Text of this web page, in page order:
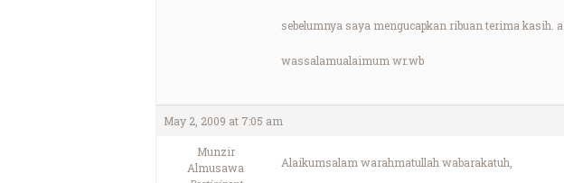
sebelumnya saya mengucapkan ribuan terima kasih.
wassalamualaimum wr.wb
May 2, 2009 at 7:05 am
Munzir
Almusawa
Alaikumsalam warahmatullah wabarakatuh,